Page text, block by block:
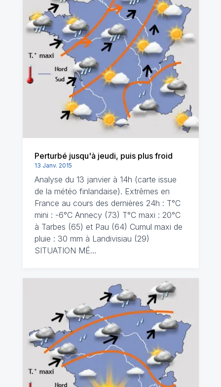
Perturbé jusqu'à jeudi, puis plus froid
13 Janv. 2015
Analyse du 13 janvier à 14h (carte issue
de la météo finlandaise). Extrêmes en
France au cours des dernières 24h : T°C
mini : -6°C Annecy (73) T°C maxi : 20°C
à Tarbes (65) et Pau (64) Cumul maxi de
pluie : 30 mm à Landivisiau (29)
SITUATION MÉ…